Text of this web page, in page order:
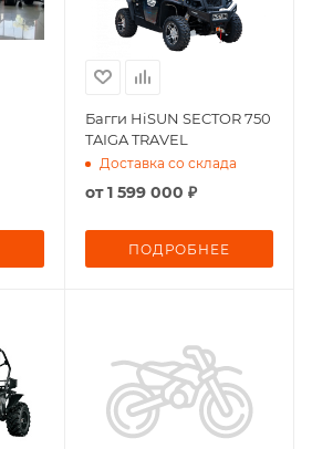
Багги HiSUN SECTOR 750
TAIGA TRAVEL
Доставка со склада
от1 599 000 ₽
ПОДРОБНЕЕ